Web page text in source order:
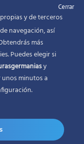
España
Cerrar
y de terceros
navegación, así
más
Puedes elegir si
y
minutos a